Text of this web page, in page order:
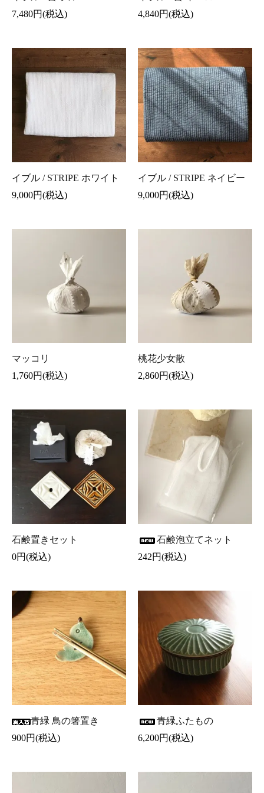
7,480円(税込)
4,840円(税込)
イブル / STRIPE ホワイト
9,000円(税込)
イブル / STRIPE ネイビー
9,000円(税込)
マッコリ
1,760円(税込)
桃花少女散
2,860円(税込)
石鹸置きセット
0円(税込)
石鹸泡立てネット
242円(税込)
青緑 鳥の箸置き
900円(税込)
青緑ふたもの
6,200円(税込)